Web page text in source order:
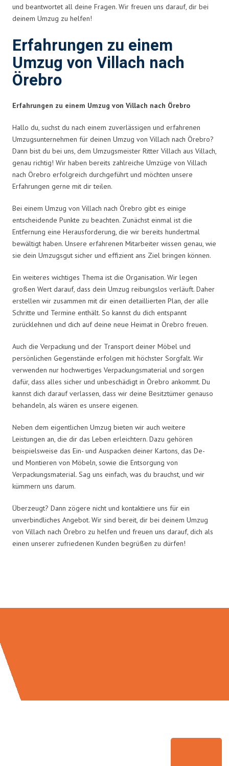
und beantwortet all deine Fragen. Wir freuen uns darauf, dir bei
deinem Umzug zu helfen!
Erfahrungen zu einem
Umzug von Villach nach
Örebro
Erfahrungen zu einem Umzug von Villach nach Örebro
Hallo du, suchst du nach einem zuverlässigen und erfahrenen
Umzugsunternehmen für deinen Umzug von Villach nach Örebro?
Dann bist du bei uns, dem Umzugsmeister Ritter Villach aus Villach,
genau richtig! Wir haben bereits zahlreiche Umzüge von Villach
nach Örebro erfolgreich durchgeführt und möchten unsere
Erfahrungen gerne mit dir teilen.
Bei einem Umzug von Villach nach Örebro gibt es einige
entscheidende Punkte zu beachten. Zunächst einmal ist die
Entfernung eine Herausforderung, die wir bereits hundertmal
bewältigt haben. Unsere erfahrenen Mitarbeiter wissen genau, wie
sie dein Umzugsgut sicher und effizient ans Ziel bringen können.
Ein weiteres wichtiges Thema ist die Organisation. Wir legen
großen Wert darauf, dass dein Umzug reibungslos verläuft. Daher
erstellen wir zusammen mit dir einen detaillierten Plan, der alle
Schritte und Termine enthält. So kannst du dich entspannt
zurücklehnen und dich auf deine neue Heimat in Örebro freuen.
Auch die Verpackung und der Transport deiner Möbel und
persönlichen Gegenstände erfolgen mit höchster Sorgfalt. Wir
verwenden nur hochwertiges Verpackungsmaterial und sorgen
dafür, dass alles sicher und unbeschädigt in Örebro ankommt. Du
kannst dich darauf verlassen, dass wir deine Besitztümer genauso
behandeln, als wären es unsere eigenen.
Neben dem eigentlichen Umzug bieten wir auch weitere
Leistungen an, die dir das Leben erleichtern. Dazu gehören
beispielsweise das Ein- und Auspacken deiner Kartons, das De-
und Montieren von Möbeln, sowie die Entsorgung von
Verpackungsmaterial. Sag uns einfach, was du brauchst, und wir
kümmern uns darum.
Überzeugt? Dann zögere nicht und kontaktiere uns für ein
unverbindliches Angebot. Wir sind bereit, dir bei deinem Umzug
von Villach nach Örebro zu helfen und freuen uns darauf, dich als
einen unserer zufriedenen Kunden begrüßen zu dürfen!